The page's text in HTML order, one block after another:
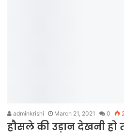
adminkrishi March 21, 2021 0
हौसले की उड़ान देखनी